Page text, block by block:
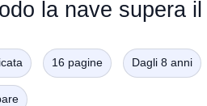
la nave supera
16 pagine Dagli 8 anni